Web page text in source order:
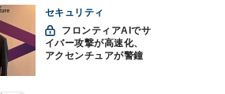
セキュリティ
イバー攻撃が高速化、
アクセンチュアが警鐘